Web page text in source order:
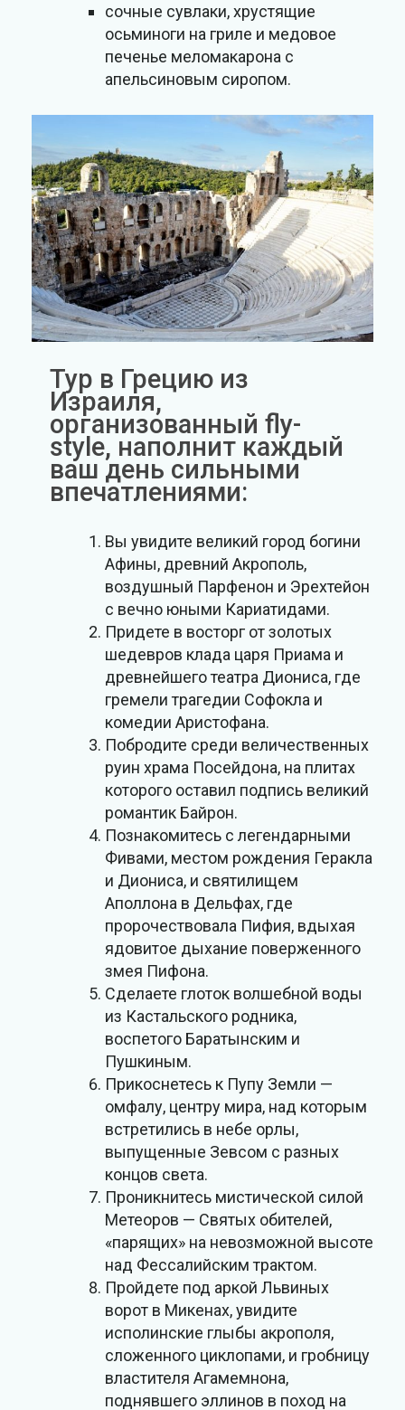
сочные сувлаки, хрустящие
осьминоги на гриле и медовое
печенье меломакарона с
апельсиновым сиропом.
Тур в Грецию из
Израиля,
организованный fly-
style, наполнит каждый
ваш день сильными
впечатлениями:
Вы увидите великий город богини
Афины, древний Акрополь,
воздушный Парфенон и Эрехтейон
с вечно юными Кариатидами.
Придете в восторг от золотых
шедевров клада царя Приама и
древнейшего театра Диониса, где
гремели трагедии Софокла и
комедии Аристофана.
Побродите среди величественных
руин храма Посейдона, на плитах
которого оставил подпись великий
романтик Байрон.
Познакомитесь с легендарными
Фивами, местом рождения Геракла
и Диониса, и святилищем
Аполлона в Дельфах, где
пророчествовала Пифия, вдыхая
ядовитое дыхание поверженного
змея Пифона.
Сделаете глоток волшебной воды
из Кастальского родника,
воспетого Баратынским и
Пушкиным.
Прикоснетесь к Пупу Земли —
омфалу, центру мира, над которым
встретились в небе орлы,
выпущенные Зевсом с разных
концов света.
Проникнитесь мистической силой
Метеоров — Святых обителей,
«парящих» на невозможной высоте
над Фессалийским трактом.
Пройдете под аркой Львиных
ворот в Микенах, увидите
исполинские глыбы акрополя,
сложенного циклопами, и гробницу
властителя Агамемнона,
поднявшего эллинов в поход на